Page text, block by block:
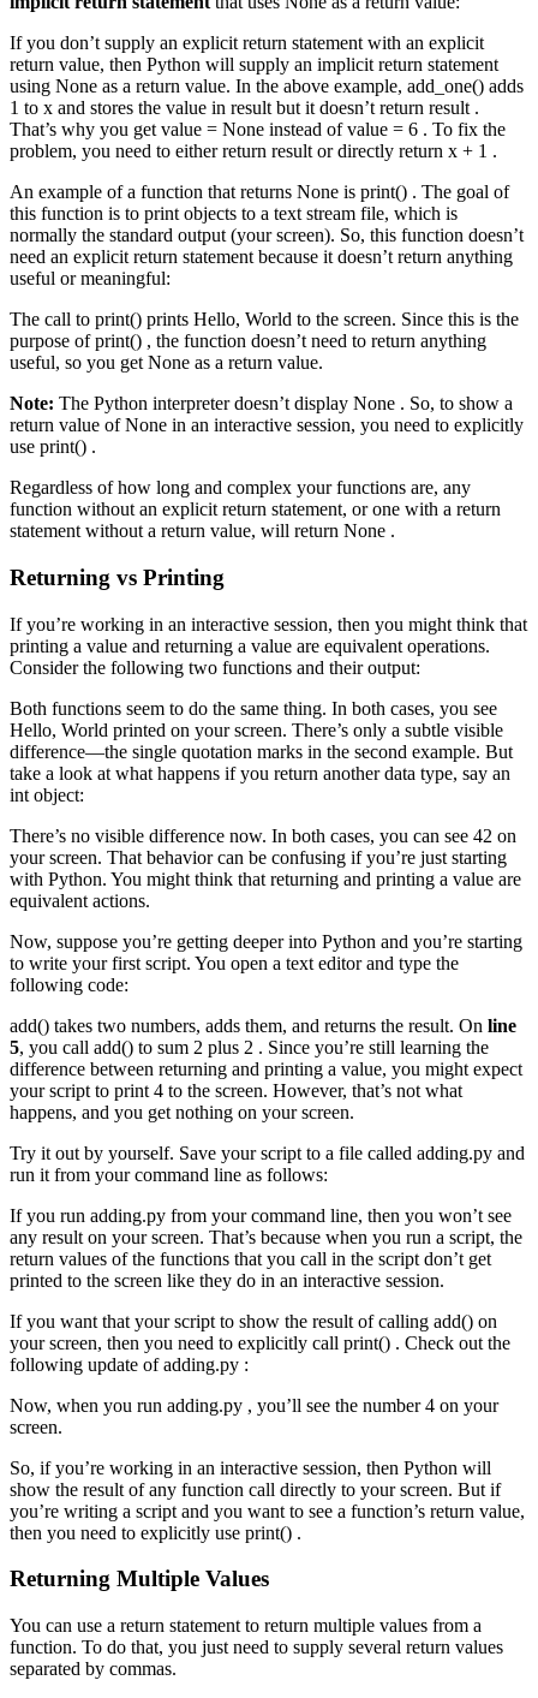
If you don’t supply an explicit return statement with an explicit
return value, then Python will supply an implicit return statement
using None as a return value. In the above example, add_one() adds
1 to x and stores the value in result but it doesn’t return result .
That’s why you get value = None instead of value = 6 . To fix the
problem, you need to either return result or directly return x + 1 .
An example of a function that returns None is print() . The goal of
this function is to print objects to a text stream file, which is
normally the standard output (your screen). So, this function doesn’t
need an explicit return statement because it doesn’t return anything
useful or meaningful:
The call to print() prints Hello, World to the screen. Since this is the
purpose of print() , the function doesn’t need to return anything
useful, so you get None as a return value.
Note: The Python interpreter doesn’t display None . So, to show a
return value of None in an interactive session, you need to explicitly
use print() .
Regardless of how long and complex your functions are, any
function without an explicit return statement, or one with a return
statement without a return value, will return None .
Returning vs Printing
If you’re working in an interactive session, then you might think that
printing a value and returning a value are equivalent operations.
Consider the following two functions and their output:
Both functions seem to do the same thing. In both cases, you see
Hello, World printed on your screen. There’s only a subtle visible
difference—the single quotation marks in the second example. But
take a look at what happens if you return another data type, say an
int object:
There’s no visible difference now. In both cases, you can see 42 on
your screen. That behavior can be confusing if you’re just starting
with Python. You might think that returning and printing a value are
equivalent actions.
Now, suppose you’re getting deeper into Python and you’re starting
to write your first script. You open a text editor and type the
following code:
add() takes two numbers, adds them, and returns the result. On line
5, you call add() to sum 2 plus 2 . Since you’re still learning the
difference between returning and printing a value, you might expect
your script to print 4 to the screen. However, that’s not what
happens, and you get nothing on your screen.
Try it out by yourself. Save your script to a file called adding.py and
run it from your command line as follows:
If you run adding.py from your command line, then you won’t see
any result on your screen. That’s because when you run a script, the
return values of the functions that you call in the script don’t get
printed to the screen like they do in an interactive session.
If you want that your script to show the result of calling add() on
your screen, then you need to explicitly call print() . Check out the
following update of adding.py :
Now, when you run adding.py , you’ll see the number 4 on your
screen.
So, if you’re working in an interactive session, then Python will
show the result of any function call directly to your screen. But if
you’re writing a script and you want to see a function’s return value,
then you need to explicitly use print() .
Returning Multiple Values
You can use a return statement to return multiple values from a
function. To do that, you just need to supply several return values
separated by commas.